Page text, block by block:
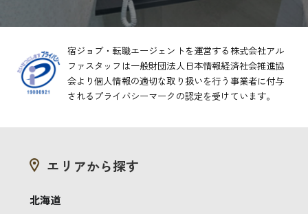
宿ジョブ・転職エージェントを運営する株式会社アル
ファスタッフは一般財団法人日本情報経済社会推進協
会より個人情報の適切な取り扱いを行う事業者に付与
されるプライバシーマークの認定を受けています。
エリアから探す
北海道